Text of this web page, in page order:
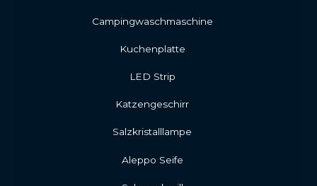
Campingwaschmaschine
Kuchenplatte
LED Strip
Katzengeschirr
Salzkristalllampe
Aleppo Seife